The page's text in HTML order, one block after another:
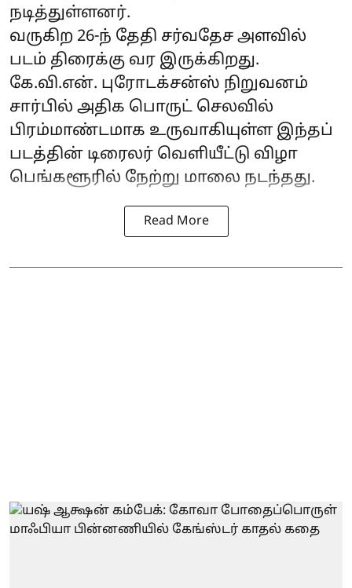
நடித்துள்ளனர்.
வருகிற 26-ந் தேதி சர்வதேச அளவில்
படம் திரைக்கு வர இருக்கிறது.
கே.வி.என். புரோடக்சன்ஸ் நிறுவனம்
சார்பில் அதிக பொருட் செலவில்
பிரம்மாண்டமாக உருவாகியுள்ள இந்தப்
படத்தின் டிரைலர் வெளியீட்டு விழா
பெங்களூரில் நேற்று மாலை நடந்தது.
Read More